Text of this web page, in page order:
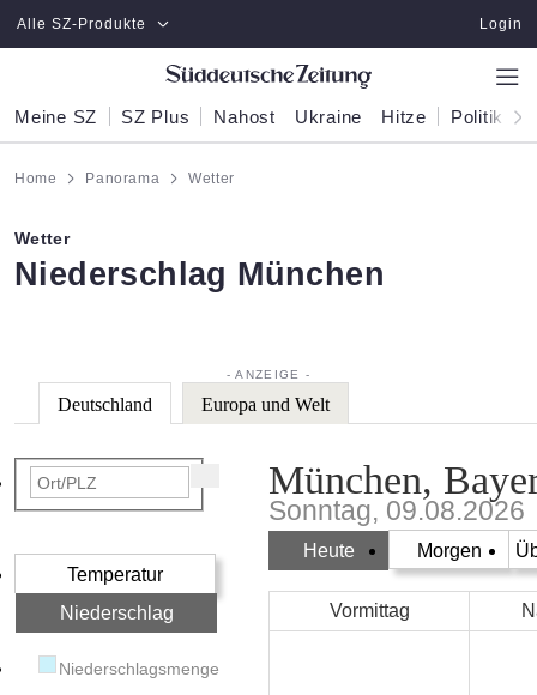
Zum Hauptinhalt springen
Alle SZ-Produkte Login
Meine SZ SZ Plus Nahost Ukraine Hitze Politik
Home Panorama Wetter
Wetter
:
Niederschlag München
Deutschland Europa und Welt
Temperatur
Niederschlag
Niederschlagsmenge
München,
Sonntag, 09.08.2026
Heute Morgen
Vormittag